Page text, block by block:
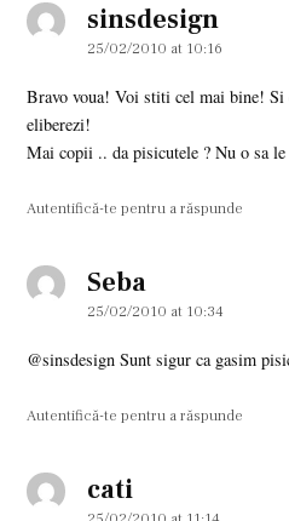
sinsdesign
25/02/2010 at 10:16
Bravo voua! Voi stiti cel mai bine! Si
eliberezi!
Mai copii .. da pisicutele ? Nu o sa
Autentifică-te pentru a răspunde
Seba
25/02/2010 at 10:34
@sinsdesign Sunt sigur ca gasim
Autentifică-te pentru a răspunde
catisays: